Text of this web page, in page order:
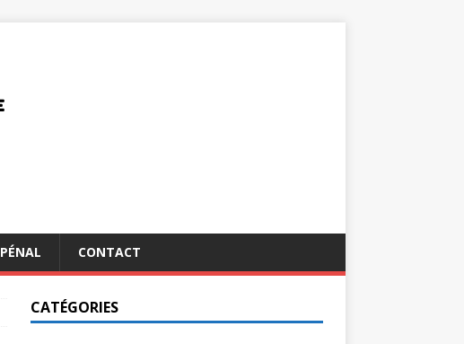
PÉNAL CONTACT
CATÉGORIES